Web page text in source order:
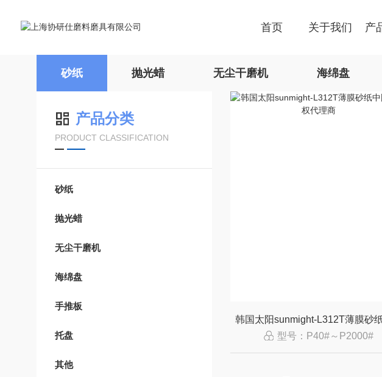
首页 关于我们 产
砂纸 抛光蜡 无尘干磨机 海绵盘
产品分类
PRODUCT CLASSIFICATION
砂纸
抛光蜡
无尘干磨机
海绵盘
手推板
托盘
其他
型号：P40#～P2000#